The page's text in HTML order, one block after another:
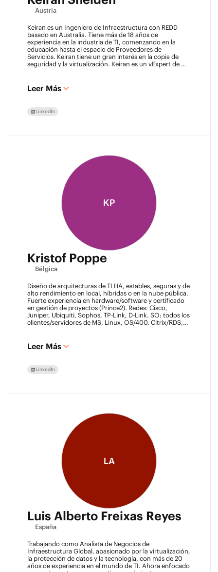
Austria
Keiran es un Ingeniero de Infraestructura con REDD
basado en Australia. Tiene más de 18 años de
experiencia en la industria de TI, comenzando en la
educación hasta el espacio de Proveedores de
Servicios. Keiran tiene un gran interés en la copia de
seguridad y la virtualización. Keiran es un vExpert de 11
Leer Más
LinkedIn
KP
Kristof Poppe
Bélgica
Diseño de arquitecturas de TI HA, estables, seguras y de
alto rendimiento en local, híbridas o en la nube pública.
Fuerte experiencia en hardware/software y certificado
en gestión de proyectos (Prince2). Redes: Cisco,
Juniper, Ubiquiti, Sophos, TP-Link, D-Link. SO: todos los
clientes/servidores de MS, Linux, OS/400, Citrix/RDS,
años). Certificado Datacore, Veeam VMCE/VMCA (más
de 15 años), ITIL & Prince2. M365, Intune & Entra, MS-
ESET, Sophos, McAfee, TrendMicro, Crowdstrike, CA,
Veeam. Programación: VB6, LabView, Ensamblador
Leer Más
LinkedIn
LA
Luis Alberto Freixas Reyes
España
Trabajando como Analista de Negocios de
Infraestructura Global, apasionado por la virtualización,
la protección de datos y la tecnología, con más de 20
años de experiencia en el mundo de TI. Ahora enfocado